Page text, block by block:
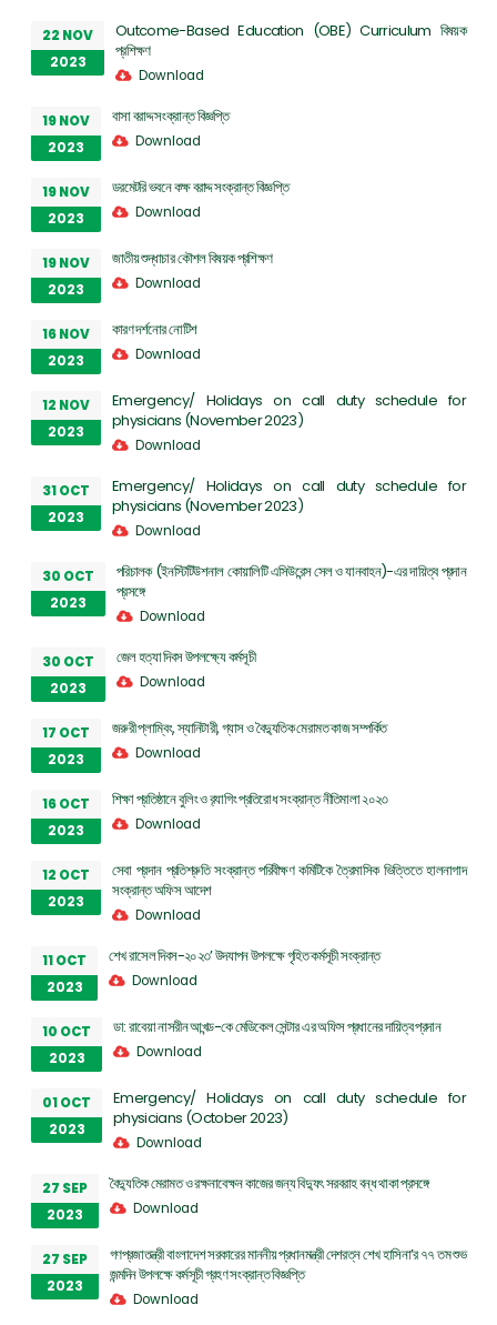
22 NOV
2023
Outcome-Based Education (OBE) Curriculum বিষয়ক
প্রশিক্ষণ
Download
19 NOV
2023
বাসা বরাদ্দ সংক্রান্ত বিজ্ঞপ্তি
Download
19 NOV
2023
ডরমেটরি ভবনে কক্ষ বরাদ্দ সংক্রান্ত বিজ্ঞপ্তি
Download
19 NOV
2023
জাতীয় শুদ্ধাচার কৌশল বিষয়ক প্রশিক্ষণ
Download
16 NOV
2023
কারণ দর্শনোর নোটিশ
Download
12 NOV
2023
Emergency/ Holidays on call duty schedule for
physicians (November 2023)
Download
31 OCT
2023
Emergency/ Holidays on call duty schedule for
physicians (November 2023)
Download
30 OCT
2023
পরিচালক (ইনস্টিটিউশনাল কোয়ালিটি এসিউরেন্স সেল ও যানবাহন)-এর দায়িত্ব প্রদান
প্রসঙ্গে
Download
30 OCT
2023
জেল হত্যা দিবস উপলক্ষ্যে কর্মসূচী
Download
17 OCT
2023
জরুরী প্লাম্বিং, স্যানিটারী, গ্যাস ও বৈদ্যুতিক মেরামত কাজ সম্পর্কিত
Download
16 OCT
2023
শিক্ষা প্রতিষ্ঠানে বুলিং ও র‌্যাগিং প্রতিরোধ সংক্রান্ত নীতিমালা ২০২৩
Download
12 OCT
2023
সেবা প্রদান প্রতিশ্রুতি সংক্রান্ত পরিবীক্ষণ কমিটিকে ত্রৈমাসিক ভিত্তিতে হালনাগাদ
সংক্রান্ত অফিস আদেশ
Download
11 OCT
2023
শেখ রাসেল দিবস-২০২৩’ উদযাপন উপলক্ষে গৃহিত কর্মসূচী সংক্রান্ত
Download
10 OCT
2023
ডা: রাবেয়া নাসরীন আখন্ড-কে মেডিকেল সেন্টার এর অফিস প্রধানের দায়িত্ব প্রদান
Download
01 OCT
2023
Emergency/ Holidays on call duty schedule for
physicians (October 2023)
Download
27 SEP
2023
বৈদ্যুতিক মেরামত ও রক্ষনাবেক্ষন কাজের জন্য বিদ্যুৎ সরবরাহ বন্ধ থাকা প্রসঙ্গে
Download
27 SEP
2023
গণপ্রজাতন্ত্রী বাংলাদেশ সরকারের মাননীয় প্রধানমন্ত্রী দেশরত্ন শেখ হাসিনা’র ৭৭ তম শুভ
জন্মদিন উপলক্ষে কর্মসূচী গ্রহণ সংক্রান্ত বিজ্ঞপ্তি
Download